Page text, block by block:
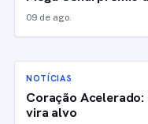
09 de ago.
NOTÍCIAS
Coração Acelerado:
vira alvo